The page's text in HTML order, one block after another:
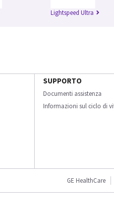
Lightspeed Ultra
SUPPORTO
Documenti assistenza
Informazioni sul ciclo di
GE HealthCare